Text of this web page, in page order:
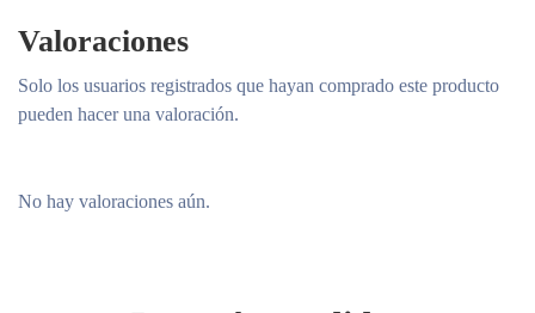
Valoraciones
No hay valoraciones aún.
Solo los usuarios registrados que hayan comprado este producto
pueden hacer una valoración.